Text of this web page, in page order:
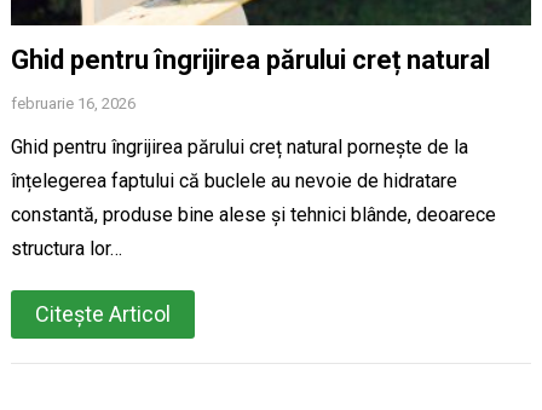
Ghid pentru îngrijirea părului creț natural
februarie 16, 2026
Ghid pentru îngrijirea părului creț natural pornește de la
înțelegerea faptului că buclele au nevoie de hidratare
constantă, produse bine alese și tehnici blânde, deoarece
structura lor…
Citește Articol